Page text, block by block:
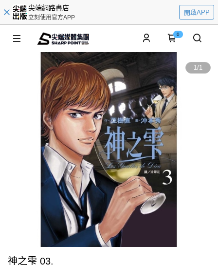
尖端網路書店
立刻使用官方APP
開啟APP
0
1/1
神之雫 03.